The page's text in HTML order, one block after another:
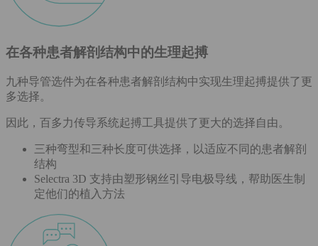
在各种患者解剖结构中的生理起搏
九种导管选件为在各种患者解剖结构中实现生理起搏提供了更
多选择。
因此，百多力传导系统起搏工具提供了更大的选择自由。
三种弯型和三种长度可供选择，以适应不同的患者解剖
结构
Selectra 3D 支持由塑形钢丝引导电极导线，帮助医生制
定他们的植入方法